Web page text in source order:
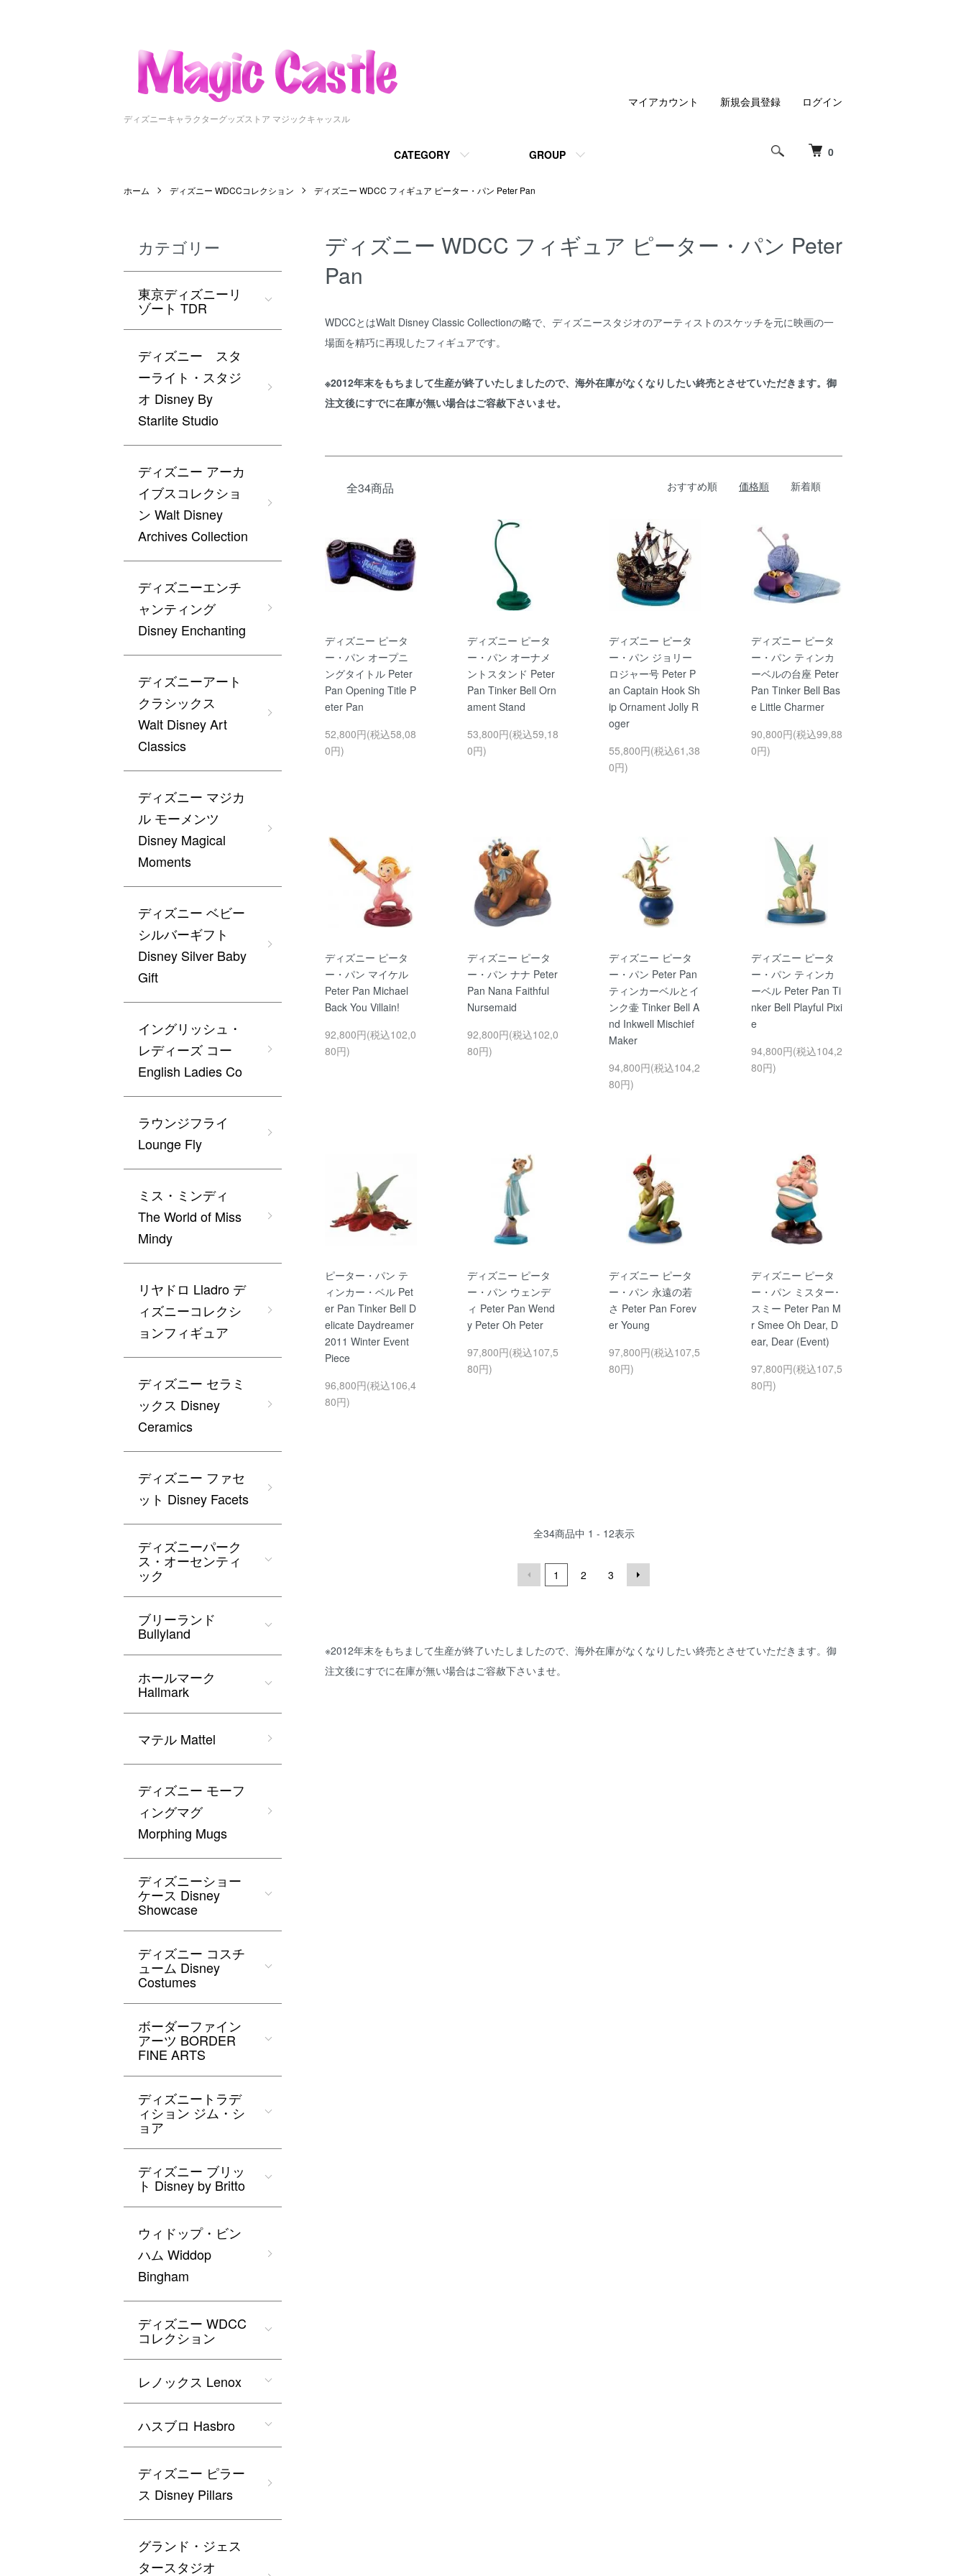
ディズニーキャラクターグッズストア マジックキャッスル
0
CATEGORY GROUP
マイアカウント 新規会員登録 ログイン
ホーム ディズニー WDCCコレクション ディズニー WDCC フィギュア ピーター・パン Peter Pan
ディズニー WDCC フィギュア ピーター・パン Peter
Pan
WDCCとはWalt Disney Classic Collectionの略で、ディズニースタジオのアーティストのスケッチを元に映画の一
場面を精巧に再現したフィギュアです。
※2012年末をもちまして生産が終了いたしましたので、海外在庫がなくなりしたい終売とさせていただきます。御
注文後にすでに在庫が無い場合はご容赦下さいませ。
全34商品 おすすめ順 価格順 新着順
ディズニー ピータ
ー・パン オープニ
ングタイトル Peter
Pan Opening Title P
eter Pan
52,800円(税込58,08
0円)
ディズニー ピータ
ー・パン オーナメ
ントスタンド Peter
Pan Tinker Bell Orn
ament Stand
53,800円(税込59,18
0円)
ディズニー ピータ
ー・パン ジョリー
ロジャー号 Peter P
an Captain Hook Sh
ip Ornament Jolly R
oger
55,800円(税込61,38
0円)
ディズニー ピータ
ー・パン ティンカ
ーベルの台座 Peter
Pan Tinker Bell Bas
e Little Charmer
90,800円(税込99,88
0円)
ディズニー ピータ
ー・パン マイケル
Peter Pan Michael
Back You Villain!
92,800円(税込102,0
80円)
ディズニー ピータ
ー・パン ナナ Peter
Pan Nana Faithful
Nursemaid
92,800円(税込102,0
80円)
ディズニー ピータ
ー・パン Peter Pan
ティンカーベルとイ
ンク壷 Tinker Bell A
nd Inkwell Mischief
Maker
94,800円(税込104,2
80円)
ディズニー ピータ
ー・パン ティンカ
ーベル Peter Pan Ti
nker Bell Playful Pixi
e
94,800円(税込104,2
80円)
ピーター・パン テ
ィンカー・ベル Pet
er Pan Tinker Bell D
elicate Daydreamer
2011 Winter Event
Piece
96,800円(税込106,4
80円)
ディズニー ピータ
ー・パン ウェンデ
ィ Peter Pan Wend
y Peter Oh Peter
97,800円(税込107,5
80円)
ディズニー ピータ
ー・パン 永遠の若
さ Peter Pan Forev
er Young
97,800円(税込107,5
80円)
ディズニー ピータ
ー・パン ミスター･
スミー Peter Pan M
r Smee Oh Dear, D
ear, Dear (Event)
97,800円(税込107,5
80円)
全34商品中 1 - 12表示
1 2 3
※2012年末をもちまして生産が終了いたしましたので、海外在庫がなくなりしたい終売とさせていただきます。御
注文後にすでに在庫が無い場合はご容赦下さいませ。
カテゴリー
東京ディズニーリ
ゾート TDR
ディズニー スタ
ーライト・スタジ
オ Disney By
Starlite Studio
ディズニー アーカ
イブスコレクショ
ン Walt Disney
Archives Collection
ディズニーエンチ
ャンティング
Disney Enchanting
ディズニーアート
クラシックス
Walt Disney Art
Classics
ディズニー マジカ
ル モーメンツ
Disney Magical
Moments
ディズニー ベビー
シルバーギフト
Disney Silver Baby
Gift
イングリッシュ・
レディーズ コー
English Ladies Co
ラウンジフライ
Lounge Fly
ミス・ミンディ
The World of Miss
Mindy
リヤドロ Lladro デ
ィズニーコレクシ
ョンフィギュア
ディズニー セラミ
ックス Disney
Ceramics
ディズニー ファセ
ット Disney Facets
ディズニーパーク
ス・オーセンティ
ック
ブリーランド
Bullyland
ホールマーク
Hallmark
マテル Mattel
ディズニー モーフ
ィングマグ
Morphing Mugs
ディズニーショー
ケース Disney
Showcase
ディズニー コスチ
ューム Disney
Costumes
ボーダーファイン
アーツ BORDER
FINE ARTS
ディズニートラデ
ィション ジム・シ
ョア
ディズニー ブリッ
ト Disney by Britto
ウィドップ・ビン
ハム Widdop
Bingham
ディズニー WDCC
コレクション
レノックス Lenox
ハスブロ Hasbro
ディズニー ピラー
ス Disney Pillars
グランド・ジェス
タースタジオ